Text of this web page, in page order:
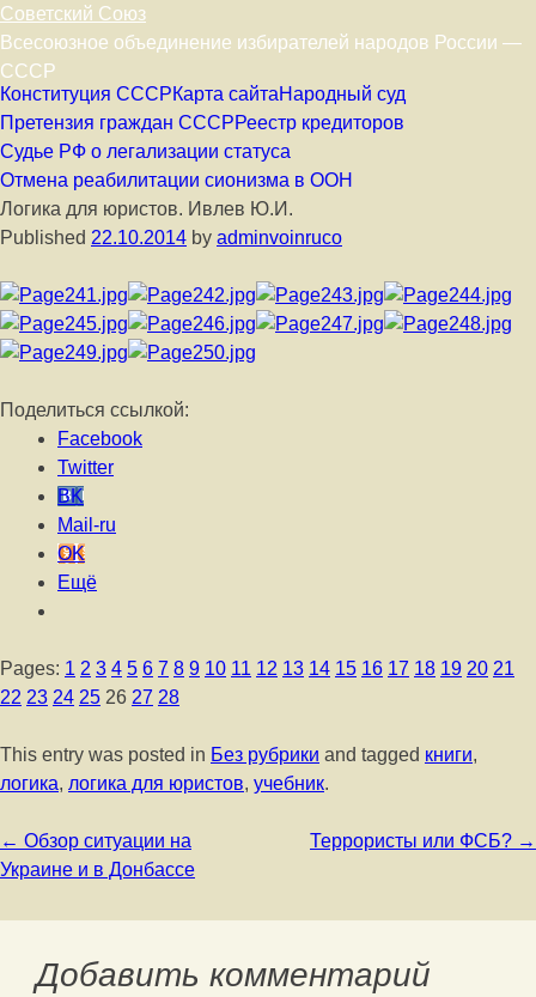
Советский Союз
Всесоюзное объединение избирателей народов России —
СССР
Skip to content
Конституция СССРКарта сайтаНародный суд
Претензия граждан СССРРеестр кредиторов
Судье РФ о легализации статуса
Отмена реабилитации сионизма в ООН
Логика для юристов. Ивлев Ю.И.
Published 22.10.2014 by adminvoinruco
Поделиться ссылкой:
Facebook
Twitter
BK
Mail-ru
OK
Ещё
Pages: 1 2 3 4 5 6 7 8 9 10 11 12 13 14 15 16 17 18 19 20 21
22 23 24 25 26 27 28
This entry was posted in Без рубрики and tagged книги,
логика, логика для юристов, учебник.
Post navigation
← Обзор ситуации на
Украине и в Донбассе
Террористы или ФСБ? →
Добавить комментарий